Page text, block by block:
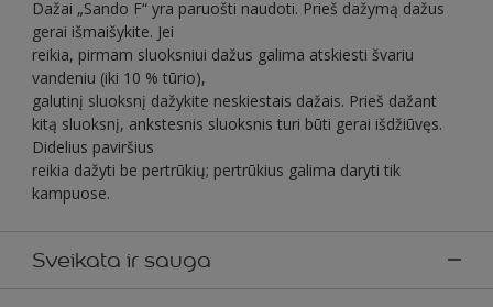
Dažai „Sando F“ yra paruošti naudoti. Prieš dažymą dažus
gerai išmaišykite. Jei
reikia, pirmam sluoksniui dažus galima atskiesti švariu
vandeniu (iki 10 % tūrio),
galutinį sluoksnį dažykite neskiestais dažais. Prieš dažant
kitą sluoksnį, ankstesnis sluoksnis turi būti gerai išdžiūvęs.
Didelius paviršius
reikia dažyti be pertrūkių; pertrūkius galima daryti tik
kampuose.
Sveikata ir sauga